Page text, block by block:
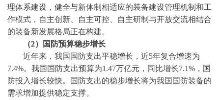
理体系建设，健全与新体制相适应的装备建设管理机制和工
作模式，自主创新、自主可控、自主研制与开放交流相结合
的装备新发展格局正在构建。
（2）
国防预算稳步增长
近年来，我国国防支出平稳增长，近5年复合增速为
7.4%。我国国防支出预算为1.47万亿元，同比增长7.1%，国
防投入增长较快。国防支出的稳步增长将为我国国防装备的
需求增加提供稳定支撑。